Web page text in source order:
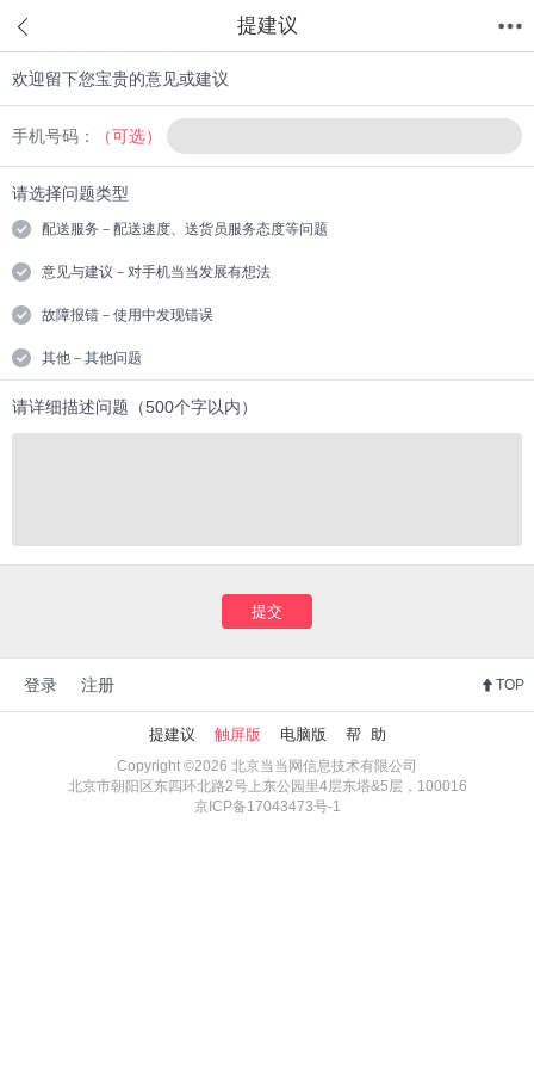
提建议
欢迎留下您宝贵的意见或建议
手机号码： （可选）
请选择问题类型
配送服务－配送速度、送货员服务态度等问题
意见与建议－对手机当当发展有想法
故障报错－使用中发现错误
其他－其他问题
请详细描述问题（500个字以内）
提交
登录 注册 TOP
提建议 触屏版 电脑版 帮 助
Copyright ©2026 北京当当网信息技术有限公司
北京市朝阳区东四环北路2号上东公园里4层东塔&5层，100016
京ICP备17043473号-1